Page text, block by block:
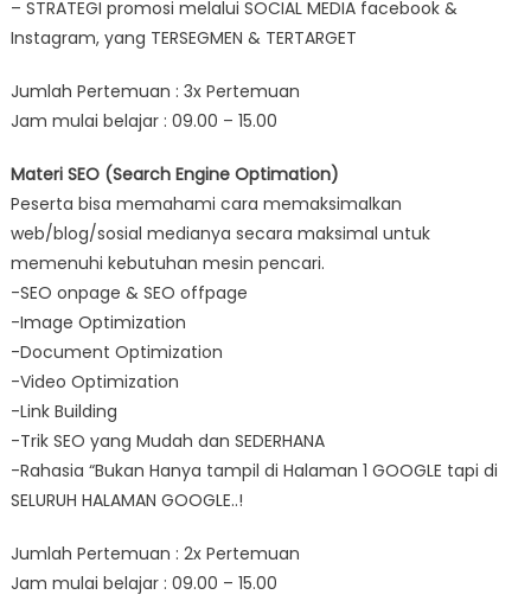
– STRATEGI promosi melalui SOCIAL MEDIA facebook &
Instagram, yang TERSEGMEN & TERTARGET
Jumlah Pertemuan : 3x Pertemuan
Jam mulai belajar : 09.00 – 15.00
Materi SEO (Search Engine Optimation)
Peserta bisa memahami cara memaksimalkan
web/blog/sosial medianya secara maksimal untuk
memenuhi kebutuhan mesin pencari.
-SEO onpage & SEO offpage
-Image Optimization
-Document Optimization
-Video Optimization
-Link Building
-Trik SEO yang Mudah dan SEDERHANA
-Rahasia “Bukan Hanya tampil di Halaman 1 GOOGLE tapi di
SELURUH HALAMAN GOOGLE..!
Jumlah Pertemuan : 2x Pertemuan
Jam mulai belajar : 09.00 – 15.00